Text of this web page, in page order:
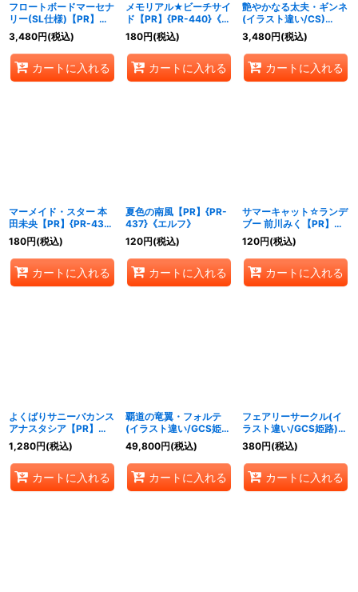
フロートボードマーセナ
リー(SL仕様)【PR】
{PR-447}《ニュートラ
ル》
3,480円(税込)
カートに入れる
メモリアル★ビーチサイ
ド【PR】{PR-440}《ウ
ィッチ》
180円(税込)
カートに入れる
艶やかなる太夫・ギンネ
(イラスト違い/CS)
【PR】{PR-449}《ロイ
ヤル》
3,480円(税込)
カートに入れる
マーメイド・スター 本
田未央【PR】{PR-439}
《ロイヤル》
180円(税込)
カートに入れる
夏色の南風【PR】{PR-
437}《エルフ》
120円(税込)
カートに入れる
サマーキャット☆ランデ
ブー 前川みく【PR】
{PR-436}《エルフ》
120円(税込)
カートに入れる
よくばりサニーバカンス
アナスタシア【PR】
{PR-435}《エルフ》
1,280円(税込)
カートに入れる
覇道の竜翼・フォルテ
(イラスト違い/GCS姫
路)【PR】{PR-444}
《ドラゴン》
49,800円(税込)
カートに入れる
フェアリーサークル(イ
ラスト違い/GCS姫路)
【PR】{PR-443}《エル
フ》
380円(税込)
カートに入れる